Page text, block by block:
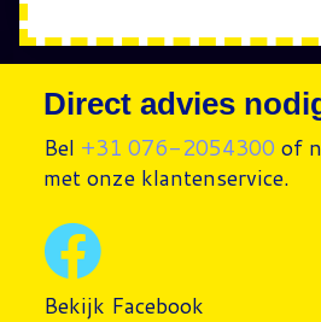
Direct advies
Bel +31 076-2054300 of
met onze klantenservice.
Bekijk Facebook